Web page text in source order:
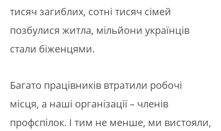
тисяч загиблих, сотні тисяч сімей
позбулися житла, мільйони українців
стали біженцями.
Багато працівників втратили робочі
місця, а наші організації – членів
профспілок. І тим не менше, ми вистояли,